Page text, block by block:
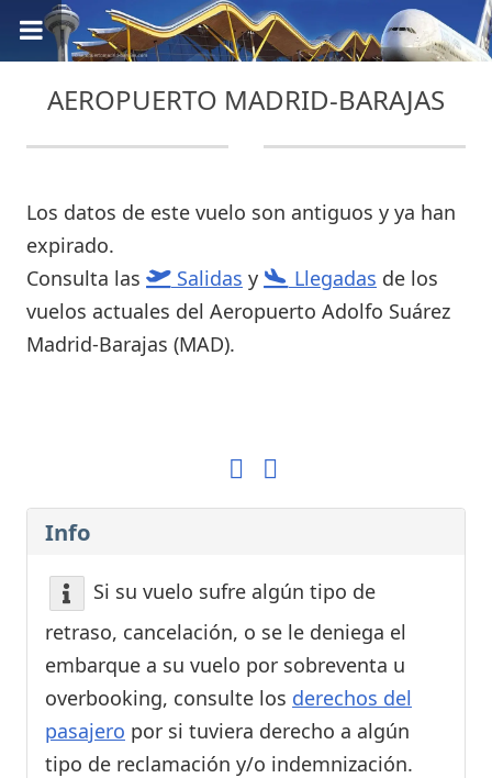
AEROPUERTO MADRID-BARAJAS
Los datos de este vuelo son antiguos y ya han
expirado.
Consulta las
Salidas y Llegadas de los
vuelos actuales del Aeropuerto Adolfo Suárez
Madrid-Barajas (MAD).
Info
Si su vuelo sufre algún tipo de
retraso, cancelación, o se le deniega el
embarque a su vuelo por sobreventa u
overbooking, consulte los derechos del
pasajero por si tuviera derecho a algún
tipo de reclamación y/o indemnización.